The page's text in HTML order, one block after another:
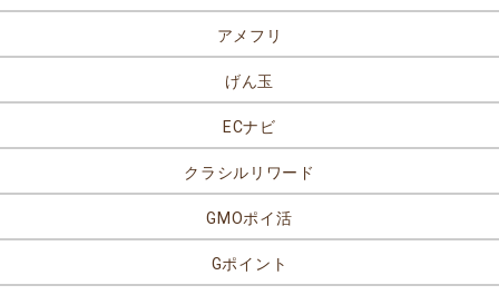
アメフリ
げん玉
ECナビ
クラシルリワード
GMOポイ活
Gポイント